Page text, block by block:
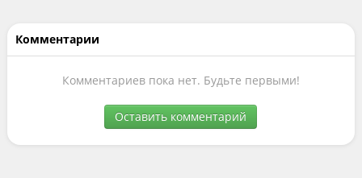
Комментарии
Комментариев пока нет. Будьте первыми!
Оставить комментарий